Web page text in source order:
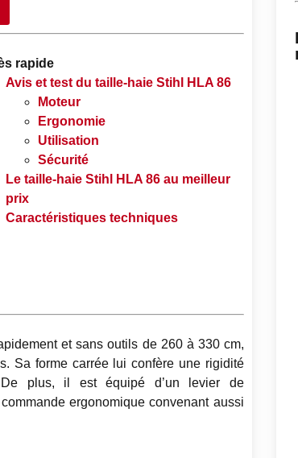
rapide
Avis et test du taille-haie Stihl HLA 86
Moteur
Ergonomie
Utilisation
Sécurité
Le taille-haie Stihl HLA 86 au meilleur
prix
Caractéristiques techniques
et sans outils de 260 à 330 cm,
Sa forme carrée lui confère une rigidité
plus, il est équipé d’un levier de
ergonomique convenant aussi